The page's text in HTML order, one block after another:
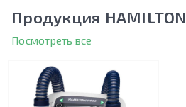
Продукция HAMILTON
Посмотреть все